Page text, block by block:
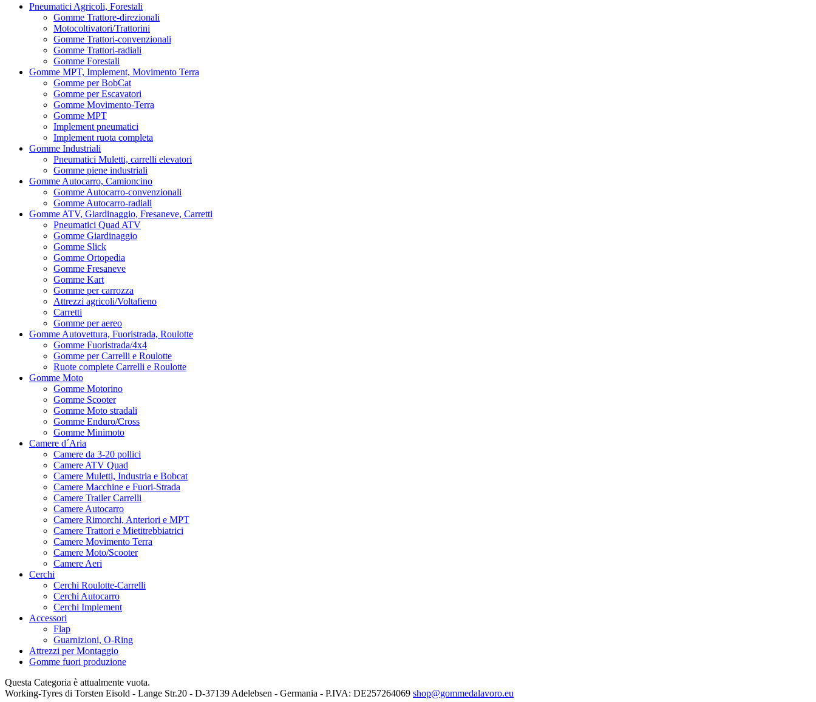
Pneumatici Agricoli, Forestali
Gomme Trattore-direzionali
Motocoltivatori/Trattorini
Gomme Trattori-convenzionali
Gomme Trattori-radiali
Gomme Forestali
Gomme MPT, Implement, Movimento Terra
Gomme per BobCat
Gomme per Escavatori
Gomme Movimento-Terra
Gomme MPT
Implement pneumatici
Implement ruota completa
Gomme Industriali
Pneumatici Muletti, carrelli elevatori
Gomme piene industriali
Gomme Autocarro, Camioncino
Gomme Autocarro-convenzionali
Gomme Autocarro-radiali
Gomme ATV, Giardinaggio, Fresaneve, Carretti
Pneumatici Quad ATV
Gomme Giardinaggio
Gomme Slick
Gomme Ortopedia
Gomme Fresaneve
Gomme Kart
Gomme per carrozza
Attrezzi agricoli/Voltafieno
Carretti
Gomme per aereo
Gomme Autovettura, Fuoristrada, Roulotte
Gomme Fuoristrada/4x4
Gomme per Carrelli e Roulotte
Ruote complete Carrelli e Roulotte
Gomme Moto
Gomme Motorino
Gomme Scooter
Gomme Moto stradali
Gomme Enduro/Cross
Gomme Minimoto
Camere d´Aria
Camere da 3-20 pollici
Camere ATV Quad
Camere Muletti, Industria e Bobcat
Camere Macchine e Fuori-Strada
Camere Trailer Carrelli
Camere Autocarro
Camere Rimorchi, Anteriori e MPT
Camere Trattori e Mietitrebbiatrici
Camere Movimento Terra
Camere Moto/Scooter
Camere Aeri
Cerchi
Cerchi Roulotte-Carrelli
Cerchi Autocarro
Cerchi Implement
Accessori
Flap
Guarnizioni, O-Ring
Attrezzi per Montaggio
Gomme fuori produzione
Questa Categoria è attualmente vuota.
Working-Tyres di Torsten Eisold - Lange Str.20 - D-37139 Adelebsen - Germania - P.IVA: DE257264069 shop@gommedalavoro.eu